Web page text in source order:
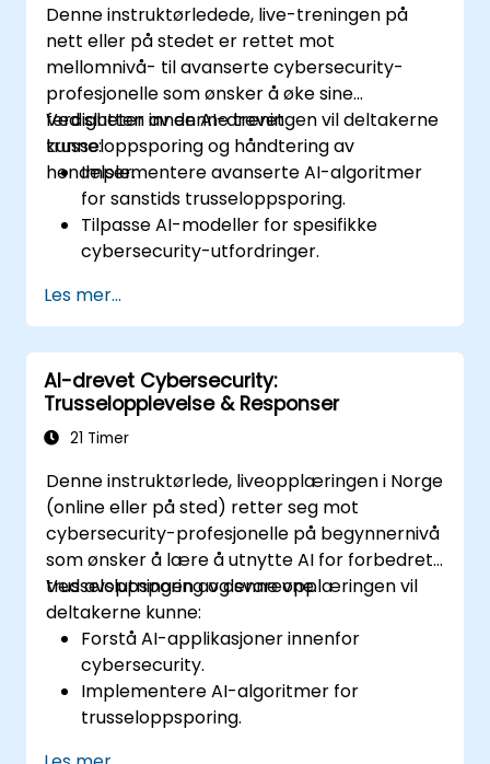
Denne instruktørledede, live-treningen på
nett eller på stedet er rettet mot
mellomnivå- til avanserte cybersecurity-
profesjonelle som ønsker å øke sine
ferdigheter innen AI-drevet
trusseloppsporing og håndtering av
hendelser.
Ved slutten av denne treningen vil deltakerne
kunne:
Implementere avanserte AI-algoritmer
for sanstids trusseloppsporing.
Tilpasse AI-modeller for spesifikke
cybersecurity-utfordringer.
trusselhåndtering.
Sikre AI-drevne sikkerhetsverktøy mot
motstandere.
Les mer...
AI-drevet Cybersecurity:
Trusselopplevelse & Responser
21 Timer
Denne instruktørlede, liveopplæringen i Norge
(online eller på sted) retter seg mot
cybersecurity-profesjonelle på begynnernivå
som ønsker å lære å utnytte AI for forbedret
trusseloppsporing og svarevne.
Ved avslutningen av denne opplæringen vil
deltakerne kunne:
Forstå AI-applikasjoner innenfor
cybersecurity.
Implementere AI-algoritmer for
trusseloppsporing.